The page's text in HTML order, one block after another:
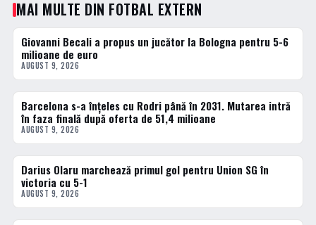
MAI MULTE DIN FOTBAL EXTERN
FOTBAL EXTERN
Giovanni Becali a propus un jucător la Bologna pentru 5-6
milioane de euro
AUGUST 9, 2026
FOTBAL EXTERN
Barcelona s-a înțeles cu Rodri până în 2031. Mutarea intră
în faza finală după oferta de 51,4 milioane
AUGUST 9, 2026
FOTBAL EXTERN
Darius Olaru marchează primul gol pentru Union SG în
victoria cu 5-1
AUGUST 9, 2026